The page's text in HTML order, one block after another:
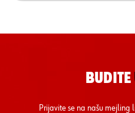
BUDITE
Prijavite se na našu mejling